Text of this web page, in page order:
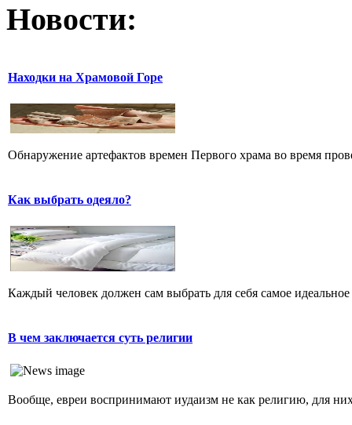
Новости:
Находки на Храмовой Горе
Обнаружение артефактов времен Первого храма во время
Как выбрать одеяло?
Каждый человек должен сам выбрать для себя самое
В чем заключается суть религии
Вообще, евреи воспринимают иудаизм не как религию, для